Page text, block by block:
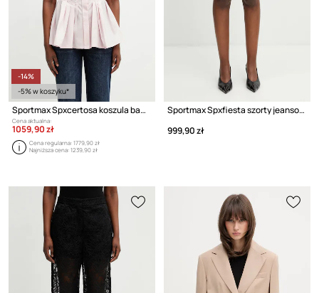
-14%
-5% w koszyku*
Sportmax Spxcertosa koszula bawełniana damska
Cena aktualna:
1059,90 zł
Cena regularna:1779,90 zł
Najniższa cena:1239,90 zł
Sportmax Spxfiesta szorty jeansowe damskie
999,90 zł